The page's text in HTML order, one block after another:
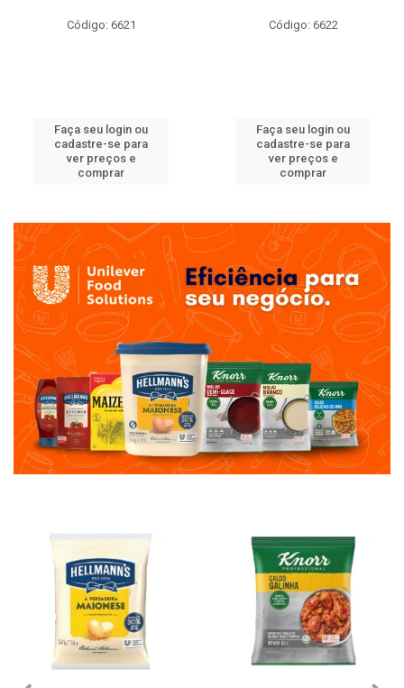
Código: 6621
Faça seu login ou
cadastre-se para
ver preços e
comprar
Código: 6622
Faça seu login ou
cadastre-se para
ver preços e
comprar